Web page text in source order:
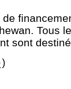
Tous
sont
)